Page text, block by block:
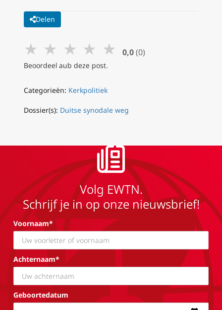
Delen
★ ★ ★ ★ ★ 0,0 (0)
Beoordeel aub deze post.
Categorieën: Kerkpolitiek
Dossier(s): Duitse synodale weg
Volg EWTN.
Schrijf je in op onze nieuwsbrief!
Voornaam*
Achternaam*
Geboortedatum